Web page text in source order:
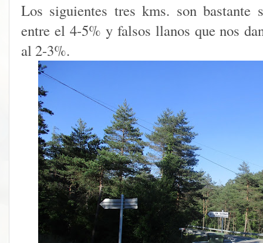
Los siguientes tres kms. son bastante
entre el 4-5% y falsos llanos que nos
al 2-3%.